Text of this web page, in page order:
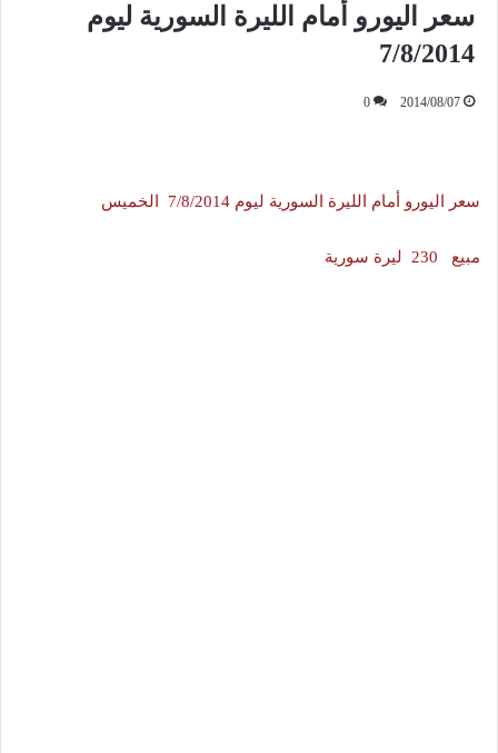
سعر اليورو أمام الليرة السورية ليوم
7/8/2014
2014/08/07
0
سعر اليورو أمام الليرة السورية ليوم 7/8/2014 الخميس
مبيع 230 ليرة سورية